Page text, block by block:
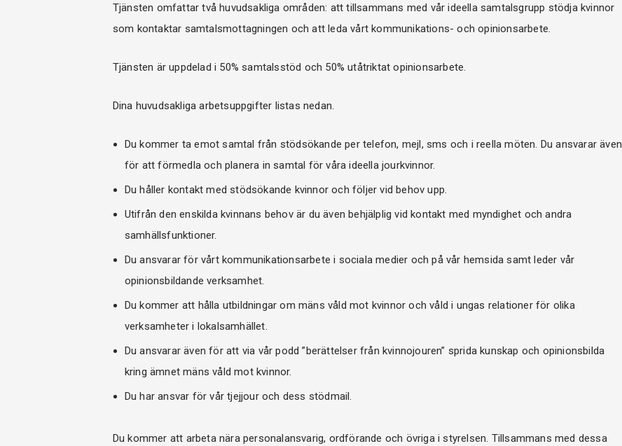
Tjänsten omfattar två huvudsakliga områden: att tillsammans med vår ideella samtalsgrupp stödja kvinnor
som kontaktar samtalsmottagningen och att leda vårt kommunikations- och opinionsarbete.
Tjänsten är uppdelad i 50% samtalsstöd och 50% utåtriktat opinionsarbete.
Dina huvudsakliga arbetsuppgifter listas nedan.
Du kommer ta emot samtal från stödsökande per telefon, mejl, sms och i reella möten. Du ansvarar även
för att förmedla och planera in samtal för våra ideella jourkvinnor.
Du håller kontakt med stödsökande kvinnor och följer vid behov upp.
Utifrån den enskilda kvinnans behov är du även behjälplig vid kontakt med myndighet och andra
samhällsfunktioner.
Du ansvarar för vårt kommunikationsarbete i sociala medier och på vår hemsida samt leder vår
opinionsbildande verksamhet.
Du kommer att hålla utbildningar om mäns våld mot kvinnor och våld i ungas relationer för olika
verksamheter i lokalsamhället.
Du ansvarar även för att via vår podd ”berättelser från kvinnojouren” sprida kunskap och opinionsbilda
kring ämnet mäns våld mot kvinnor.
Du har ansvar för vår tjejjour och dess stödmail.
Du kommer att arbeta nära personalansvarig, ordförande och övriga i styrelsen. Tillsammans med dessa